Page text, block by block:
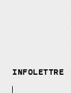
Infolettre